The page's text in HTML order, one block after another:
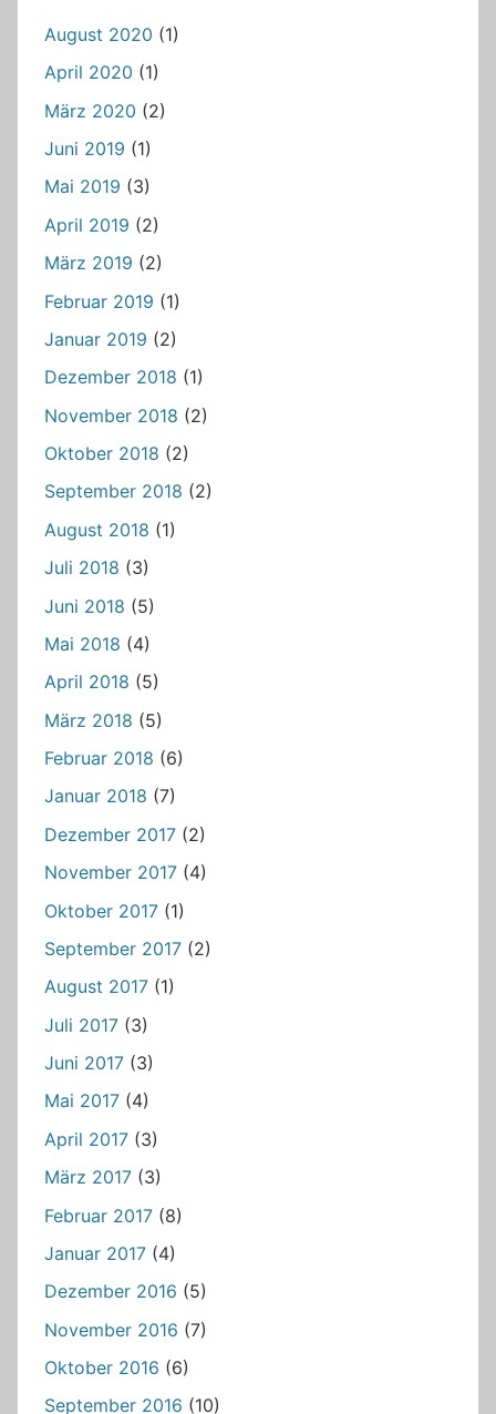
August 2020 (1)
April 2020 (1)
März 2020 (2)
Juni 2019 (1)
Mai 2019 (3)
April 2019 (2)
März 2019 (2)
Februar 2019 (1)
Januar 2019 (2)
Dezember 2018 (1)
November 2018 (2)
Oktober 2018 (2)
September 2018 (2)
August 2018 (1)
Juli 2018 (3)
Juni 2018 (5)
Mai 2018 (4)
April 2018 (5)
März 2018 (5)
Februar 2018 (6)
Januar 2018 (7)
Dezember 2017 (2)
November 2017 (4)
Oktober 2017 (1)
September 2017 (2)
August 2017 (1)
Juli 2017 (3)
Juni 2017 (3)
Mai 2017 (4)
April 2017 (3)
März 2017 (3)
Februar 2017 (8)
Januar 2017 (4)
Dezember 2016 (5)
November 2016 (7)
Oktober 2016 (6)
September 2016 (10)